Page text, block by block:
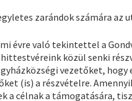
zarándok számára az
évre való tekintettel a
közül senki
vezetőket,
(is) a részvételre.
a célnak a támogatására,